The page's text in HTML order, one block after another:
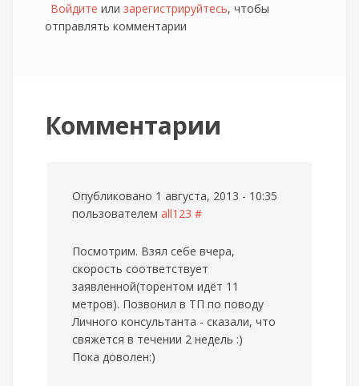
Войдите или зарегистрируйтесь, чтобы
отправлять комментарии
Комментарии
Опубликовано 1 августа, 2013 - 10:35
пользователем all123 #
Посмотрим. Взял себе вчера,
скорость соответствует
заявленной(торентом идёт 11
метров). Позвонил в ТП по поводу
Личного консультанта - сказали, что
свяжется в течении 2 недель :)
Пока доволен:)